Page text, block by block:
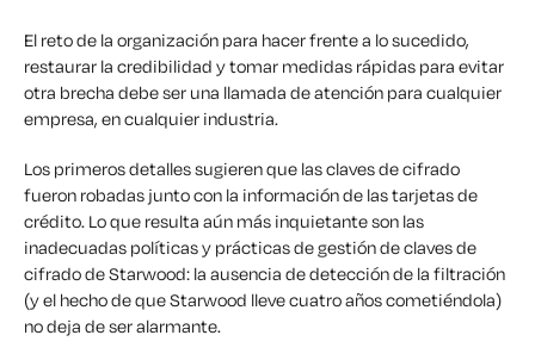
El reto de la organización para hacer frente a lo sucedido,
restaurar la credibilidad y tomar medidas rápidas para evitar
otra brecha debe ser una llamada de atención para cualquier
empresa, en cualquier industria.
Los primeros detalles sugieren que las claves de cifrado
fueron robadas junto con la información de las tarjetas de
crédito. Lo que resulta aún más inquietante son las
inadecuadas políticas y prácticas de gestión de claves de
cifrado de Starwood: la ausencia de detección de la filtración
(y el hecho de que Starwood lleve cuatro años cometiéndola)
no deja de ser alarmante.